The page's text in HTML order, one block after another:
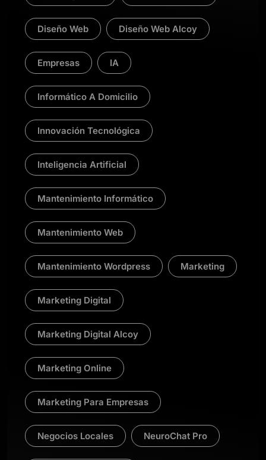
Diseño Web Diseño Web Alcoy
Empresas IA
Informático A Domicilio
Innovación Tecnológica
Inteligencia Artificial
Mantenimiento Informático
Mantenimiento Web
Mantenimiento Wordpress Marketing
Marketing Digital
Marketing Digital Alcoy
Marketing Online
Marketing Para Empresas
Negocios Locales NeuroChat Pro